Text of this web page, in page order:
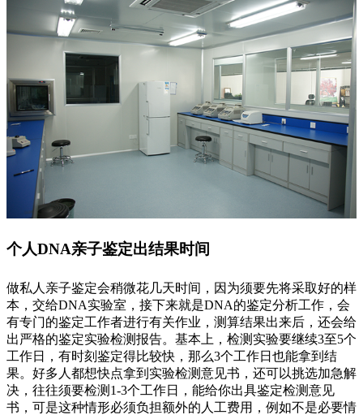
个人DNA亲子鉴定出结果时间
做私人亲子鉴定会稍微花几天时间，因为须要先将采取好的样
本，交给DNA实验室，接下来就是DNA的鉴定分析工作，会
有专门的鉴定工作者进行有关作业，测算结果出来后，还会给
出严格的鉴定实验检测报告。基本上，检测实验要继续3至5个
工作日，有时刻鉴定得比较快，那么3个工作日也能拿到结
果。好多人都想快点拿到实验检测意见书，还可以挑选加急解
决，往往须要检测1-3个工作日，能给你出具鉴定检测意见
书，可是这种情形必须负担额外的人工费用，例如不是必要情